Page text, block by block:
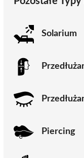
Solarium
Piercing